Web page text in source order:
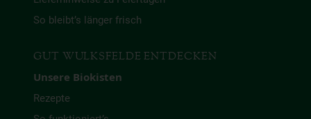
So bleibt’s länger frisch
GUT WULKSFELDE ENTDECKEN
Unsere Biokisten
Rezepte